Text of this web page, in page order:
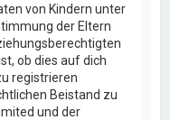
von Kindern unter
der Eltern
ob dies auf dich
registrieren
Beistand zu
und der